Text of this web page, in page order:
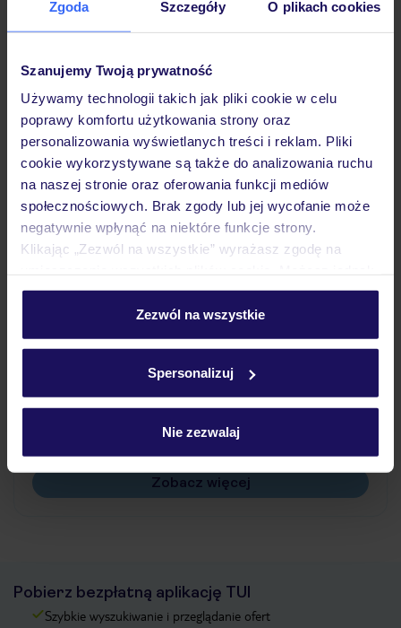
Zgoda Szczegóły O plikach cookies
Szanujemy Twoją prywatność
Używamy technologii takich jak pliki cookie w celu
poprawy komfortu użytkowania strony oraz
personalizowania wyświetlanych treści i reklam. Pliki
cookie wykorzystywane są także do analizowania ruchu
na naszej stronie oraz oferowania funkcji mediów
społecznościowych. Brak zgody lub jej wycofanie może
negatywnie wpłynąć na niektóre funkcje strony.
Klikając „Zezwól na wszystkie” wyrażasz zgodę na
personalizować swój wybór wchodząc w zakładkę
Szczegółowe informacje o plikach cookie znajdziesz
Zezwól na wszystkie
Spersonalizuj
Nie zezwalaj
Hotel
Pokoje
Wyżywienie
Atrakcje
Czy w Hotelu będzie przedstawiciel TUI?
Na jakiej podstawie i gdzie otrzymam karty
Zobacz więcej
Pobierz bezpłatną aplikację TUI
Szybkie wyszukiwanie i przeglądanie ofert